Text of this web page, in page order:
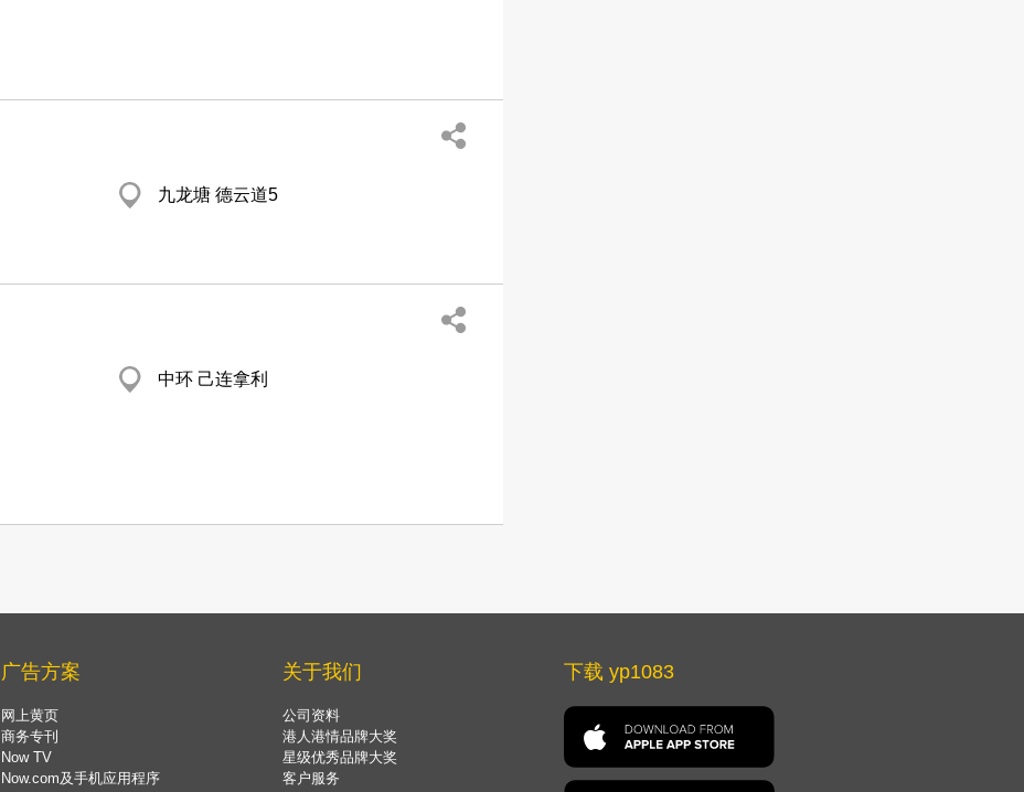
九龙塘 德云道5
中环 己连拿利
广告方案
网上黄页
商务专刊
Now TV
Now.com及手机应用程序
关于我们
公司资料
港人港情品牌大奖
星级优秀品牌大奖
客户服务
下载 yp1083